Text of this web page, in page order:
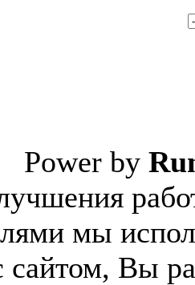
Power by
мы
сайтом, Вы